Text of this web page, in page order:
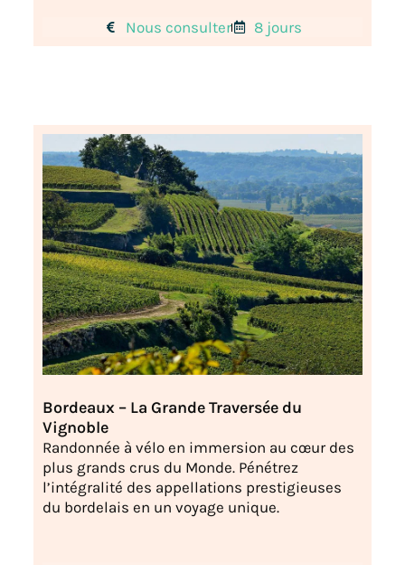
Nous consulter 8 jours
Bordeaux – La Grande Traversée du
Vignoble
Randonnée à vélo en immersion au cœur des
plus grands crus du Monde. Pénétrez
l’intégralité des appellations prestigieuses
du bordelais en un voyage unique.